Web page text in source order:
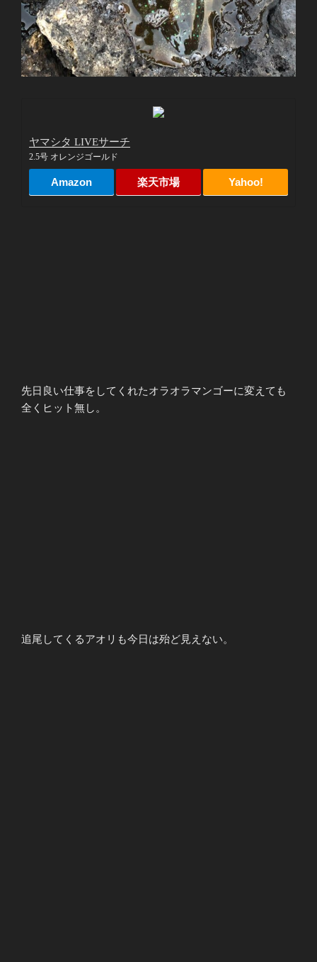
ヤマシタ LIVEサーチ
2.5号 オレンジゴールド
Amazon 楽天市場 Yahoo!
先日良い仕事をしてくれたオラオラマンゴーに変えても
全くヒット無し。
追尾してくるアオリも今日は殆ど見えない。